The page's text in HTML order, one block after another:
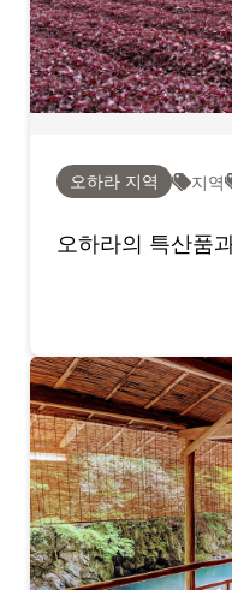
오하라 지역 지역
오하라의 특산품